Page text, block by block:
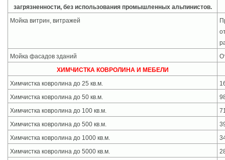
загрязненности, без использования промышленных альпинистов.
Мойка витрин, витражей
Мойка фасадов зданий
ХИМЧИСТКА КОВРОЛИНА И МЕБЕЛИ
Химчистка ковролина до 25 кв.м.
Химчистка ковролина до 50 кв.м.
Химчистка ковролина до 100 кв.м.
Химчистка ковролина до 500 кв.м.
Химчистка ковролина до 1000 кв.м.
Химчистка ковролина до 5000 кв.м.